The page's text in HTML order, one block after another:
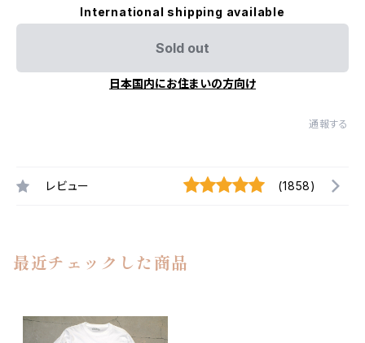
International shipping available
Sold out
日本国内にお住まいの方向け
通報する
レビュー (1858)
最近チェックした商品